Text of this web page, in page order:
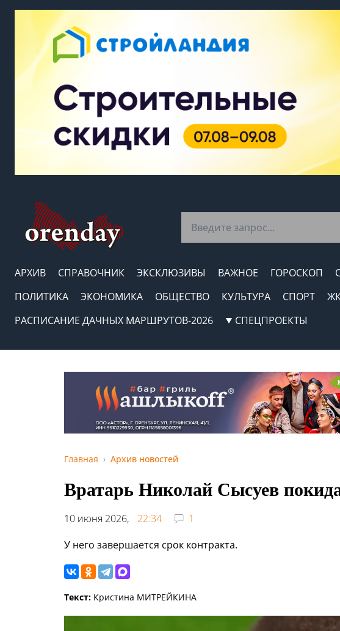
АРХИВ СПРАВОЧНИК ЭКСКЛЮЗИВЫ ВАЖНОЕ ГОРОСКОП
ПОЛИТИКА
ЭКОНОМИКА ОБЩЕСТВО КУЛЬТУРА СПОРТ
РАСПИСАНИЕ ДАЧНЫХ МАРШРУТОВ-2026
СПЕЦПРОЕКТЫ
Главная Архив новостей
Вратарь Николай Сысуев
10 июня 2026, 22:34
1
У него завершается срок контракта.
Текст: Кристина МИТРЕЙКИНА